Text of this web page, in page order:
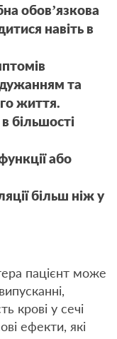
обов’язкова
навіть в
та
життя.
більшості
або
більш ніж у
пацієнт може
крові у сечі
ефекти, які